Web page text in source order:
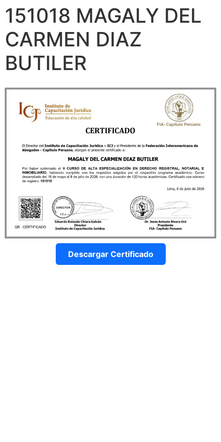
151018 MAGALY DEL
CARMEN DIAZ
BUTILER
Descargar Certificado